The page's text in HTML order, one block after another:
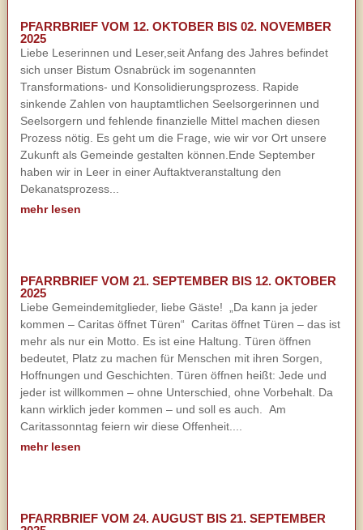
PFARRBRIEF VOM 12. OKTOBER BIS 02. NOVEMBER
2025
Liebe Leserinnen und Leser,seit Anfang des Jahres befindet
sich unser Bistum Osnabrück im sogenannten
Transformations- und Konsolidierungsprozess. Rapide
sinkende Zahlen von hauptamtlichen Seelsorgerinnen und
Seelsorgern und fehlende finanzielle Mittel machen diesen
Prozess nötig. Es geht um die Frage, wie wir vor Ort unsere
Zukunft als Gemeinde gestalten können.Ende September
haben wir in Leer in einer Auftaktveranstaltung den
Dekanatsprozess...
mehr lesen
PFARRBRIEF VOM 21. SEPTEMBER BIS 12. OKTOBER
2025
Liebe Gemeindemitglieder, liebe Gäste! „Da kann ja jeder
kommen – Caritas öffnet Türen“ Caritas öffnet Türen – das ist
mehr als nur ein Motto. Es ist eine Haltung. Türen öffnen
bedeutet, Platz zu machen für Menschen mit ihren Sorgen,
Hoffnungen und Geschichten. Türen öffnen heißt: Jede und
jeder ist willkommen – ohne Unterschied, ohne Vorbehalt. Da
kann wirklich jeder kommen – und soll es auch. Am
Caritassonntag feiern wir diese Offenheit....
mehr lesen
PFARRBRIEF VOM 24. AUGUST BIS 21. SEPTEMBER